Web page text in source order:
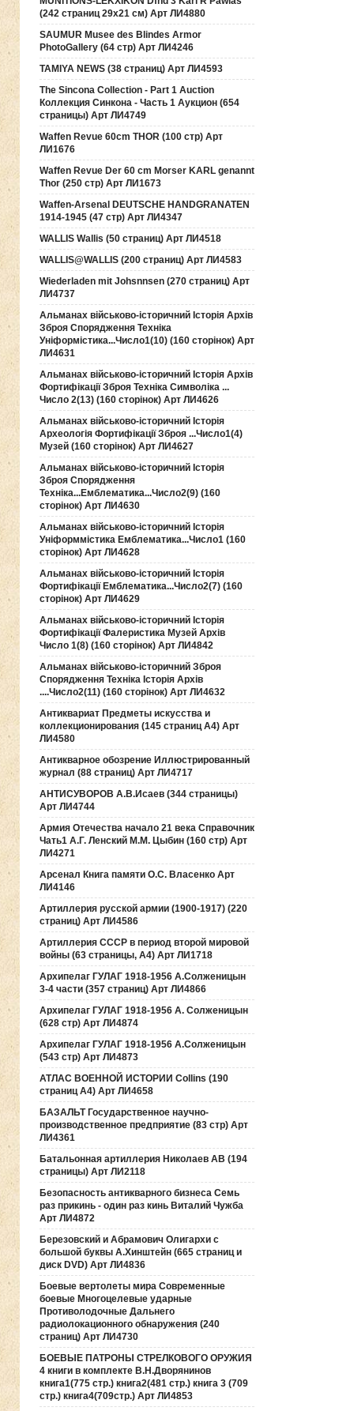
(242 страниц 29х21 см) Арт ЛИ4880
SAUMUR Musee des Blindes Armor
PhotoGallery (64 стр) Арт ЛИ4246
TAMIYA NEWS (38 страниц) Арт ЛИ4593
The Sincona Collection - Part 1 Auction
Коллекция Синкона - Часть 1 Аукцион (654
страницы) Арт ЛИ4749
Waffen Revue 60cm THOR (100 стр) Арт
ЛИ1676
Waffen Revue Der 60 cm Morser KARL genannt
Thor (250 стр) Арт ЛИ1673
Waffen-Arsenal DEUTSCHE HANDGRANATEN
1914-1945 (47 стр) Арт ЛИ4347
WALLIS Wallis (50 страниц) Арт ЛИ4518
WALLIS@WALLIS (200 страниц) Арт ЛИ4583
Wiederladen mit Johsnnsen (270 страниц) Арт
ЛИ4737
Альманах військово-історичний Історія Архів
Зброя Спорядження Техніка
Уніформістика...Число1(10) (160 сторінок) Арт
ЛИ4631
Альманах військово-історичний Історія Архів
Фортифікації Зброя Техніка Символіка ...
Число 2(13) (160 сторінок) Арт ЛИ4626
Альманах військово-історичний Історія
Археологія Фортифікації Зброя ...Число1(4)
Музей (160 сторінок) Арт ЛИ4627
Альманах військово-історичний Історія
Зброя Спорядження
Техніка...Емблематика...Число2(9) (160
сторінок) Арт ЛИ4630
Альманах військово-історичний Історія
Уніформмістика Емблематика...Число1 (160
сторінок) Арт ЛИ4628
Альманах військово-історичний Історія
Фортифікації Емблематика...Число2(7) (160
сторінок) Арт ЛИ4629
Альманах військово-історичний Історія
Фортифікації Фалеристика Музей Архів
Число 1(8) (160 сторінок) Арт ЛИ4842
Альманах військово-історичний Зброя
Спорядження Техніка Історія Архів
....Число2(11) (160 сторінок) Арт ЛИ4632
Антиквариат Предметы искусства и
коллекционирования (145 страниц А4) Арт
ЛИ4580
Антикварное обозрение Иллюстрированный
журнал (88 страниц) Арт ЛИ4717
АНТИСУВОРОВ А.В.Исаев (344 страницы)
Арт ЛИ4744
Армия Отечества начало 21 века Справочник
Чать1 А.Г. Ленский М.М. Цыбин (160 стр) Арт
ЛИ4271
Арсенал Книга памяти О.С. Власенко Арт
ЛИ4146
Артиллерия русской армии (1900-1917) (220
страниц) Арт ЛИ4586
Артиллерия СССР в период второй мировой
войны (63 страницы, А4) Арт ЛИ1718
Архипелаг ГУЛАГ 1918-1956 А.Солженицын
3-4 части (357 страниц) Арт ЛИ4866
Архипелаг ГУЛАГ 1918-1956 А. Солженицын
(628 стр) Арт ЛИ4874
Архипелаг ГУЛАГ 1918-1956 А.Солженицын
(543 стр) Арт ЛИ4873
АТЛАС ВОЕННОЙ ИСТОРИИ Collins (190
страниц А4) Арт ЛИ4658
БАЗАЛЬТ Государственное научно-
производственное предприятие (83 стр) Арт
ЛИ4361
Батальонная артиллерия Николаев АВ (194
страницы) Арт ЛИ2118
Безопасность антикварного бизнеса Семь
раз прикинь - один раз кинь Виталий Чужба
Арт ЛИ4872
Березовский и Абрамович Олигархи с
большой буквы А.Хинштейн (665 страниц и
диск DVD) Арт ЛИ4836
Боевые вертолеты мира Современные
боевые Многоцелевые ударные
Противолодочные Дальнего
радиолокационного обнаружения (240
страниц) Арт ЛИ4730
БОЕВЫЕ ПАТРОНЫ СТРЕЛКОВОГО ОРУЖИЯ
4 книги в комплекте В.Н.Дворянинов
книга1(775 стр.) книга2(481 стр.) книга 3 (709
стр.) книга4(709стр.) Арт ЛИ4853